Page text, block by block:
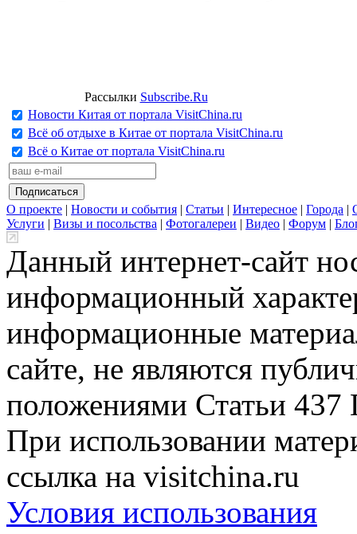
Рассылки Subscribe.Ru
Новости Китая от портала VisitChina.ru
Всё об отдыхе в Китае от портала VisitChina.ru
Всё о Китае от портала VisitChina.ru
О проекте | Новости и события | Статьи | Интересное | Города |
Услуги | Визы и посольства | Фотогалереи | Видео | Форум |
Данный интернет-сайт
информационный
информационные
сайте, не являются
положениями Статьи 437
При использовании
ссылка на visitchina.ru
Условия использования